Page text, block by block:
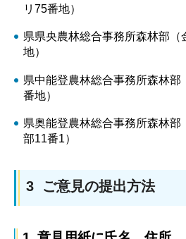
リ75番地）
県県央農林総合事務所森林部（
地）
県中能登農林総合事務所森林部
番地）
県奥能登農林総合事務所森林部
部11番1）
3 ご意見の提出方法